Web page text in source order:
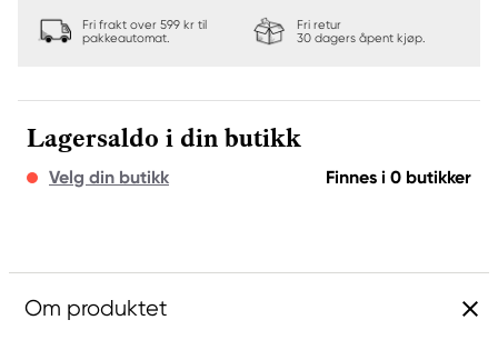
Fri frakt over 599 kr til
pakkeautomat.
Fri retur
30 dagers åpent kjøp.
Lagersaldo i din butikk
Velg din butikk Finnes i 0 butikker
Om produktet